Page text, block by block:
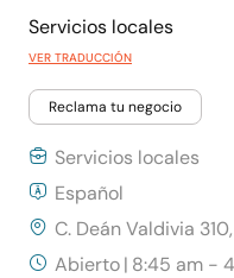
Servicios locales
VER TRADUCCIÓN
Reclama tu negocio
Servicios locales
Español
C. Deán Valdivia
Abierto| 8:45 am -